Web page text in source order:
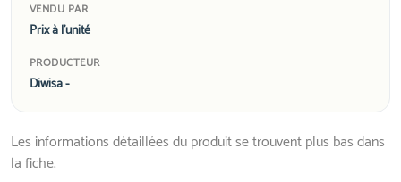
VENDU PAR
Prix à l'unité
PRODUCTEUR
Diwisa -
Les informations détaillées du produit se trouvent plus bas dans
la fiche.